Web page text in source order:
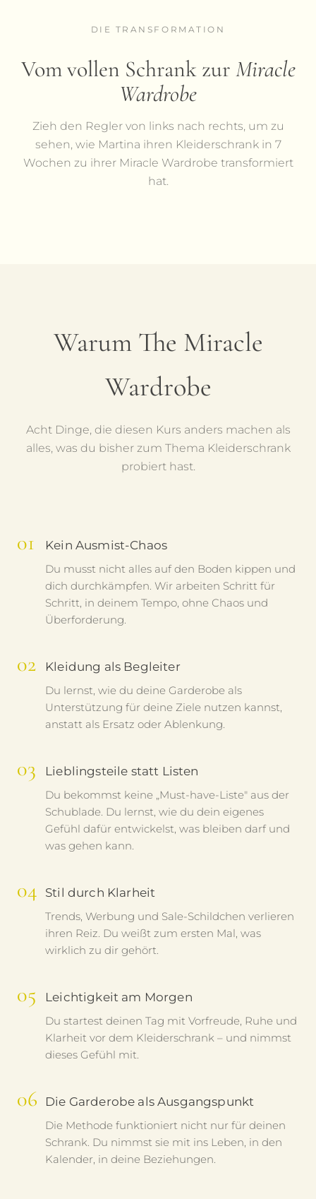
DIE TRANSFORMATION
Vom vollen Schrank zur Miracle
Wardrobe
Zieh den Regler von links nach rechts, um zu
sehen, wie Martina ihren Kleiderschrank in 7
Wochen zu ihrer Miracle Wardrobe transformiert
hat.
Warum The Miracle
Wardrobe
Acht Dinge, die diesen Kurs anders machen als
alles, was du bisher zum Thema Kleiderschrank
probiert hast.
01 Kein Ausmist-Chaos
Du musst nicht alles auf den Boden kippen und
dich durchkämpfen. Wir arbeiten Schritt für
Schritt, in deinem Tempo, ohne Chaos und
Überforderung.
02 Kleidung als Begleiter
Du lernst, wie du deine Garderobe als
Unterstützung für deine Ziele nutzen kannst,
anstatt als Ersatz oder Ablenkung.
03 Lieblingsteile statt Listen
Du bekommst keine „Must-have-Liste" aus der
Schublade. Du lernst, wie du dein eigenes
Gefühl dafür entwickelst, was bleiben darf und
was gehen kann.
04 Stil durch Klarheit
Trends, Werbung und Sale-Schildchen verlieren
ihren Reiz. Du weißt zum ersten Mal, was
wirklich zu dir gehört.
05 Leichtigkeit am Morgen
Du startest deinen Tag mit Vorfreude, Ruhe und
Klarheit vor dem Kleiderschrank – und nimmst
dieses Gefühl mit.
06 Die Garderobe als Ausgangspunkt
Die Methode funktioniert nicht nur für deinen
Schrank. Du nimmst sie mit ins Leben, in den
Kalender, in deine Beziehungen.